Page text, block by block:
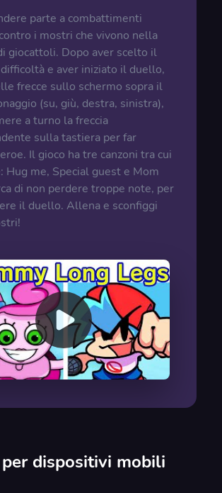
parte a combattimenti
i mostri che vivono nella
giocattoli. Dopo aver scelto il
e aver iniziato il duello,
frecce sullo schermo sopra il
(su, giù, destra, sinistra),
a turno la freccia
sulla tastiera per far
Il gioco ha tre canzoni tra cui
Hug me, Special guest e Mom
di non perdere troppe note, per
il duello. Allena e sconfiggi
dispositivi mobili